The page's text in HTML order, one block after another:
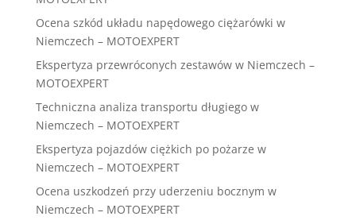
Ocena szkód układu napędowego ciężarówki w
Niemczech – MOTOEXPERT
Ekspertyza przewróconych zestawów w Niemczech –
MOTOEXPERT
Techniczna analiza transportu długiego w
Niemczech – MOTOEXPERT
Ekspertyza pojazdów ciężkich po pożarze w
Niemczech – MOTOEXPERT
Ocena uszkodzeń przy uderzeniu bocznym w
Niemczech – MOTOEXPERT